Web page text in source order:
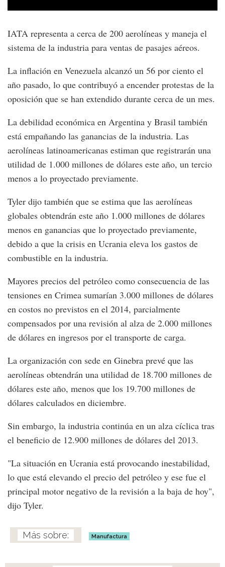
IATA representa a cerca de 200 aerolíneas y maneja el
sistema de la industria para ventas de pasajes aéreos.
La inflación en Venezuela alcanzó un 56 por ciento el
año pasado, lo que contribuyó a encender protestas de la
oposición que se han extendido durante cerca de un mes.
La debilidad económica en Argentina y Brasil también
está empañando las ganancias de la industria. Las
aerolíneas latinoamericanas estiman que registrarán una
utilidad de 1.000 millones de dólares este año, un tercio
menos a lo proyectado previamente.
Tyler dijo también que se estima que las aerolíneas
globales obtendrán este año 1.000 millones de dólares
menos en ganancias que lo proyectado previamente,
debido a que la crisis en Ucrania eleva los gastos de
combustible en la industria.
Mayores precios del petróleo como consecuencia de las
tensiones en Crimea sumarían 3.000 millones de dólares
en costos no previstos en el 2014, parcialmente
compensados por una revisión al alza de 2.000 millones
de dólares en ingresos por el transporte de carga.
La organización con sede en Ginebra prevé que las
aerolíneas obtendrán una utilidad de 18.700 millones de
dólares este año, menos que los 19.700 millones de
dólares calculados en diciembre.
Sin embargo, la industria continúa en un alza cíclica tras
el beneficio de 12.900 millones de dólares del 2013.
"La situación en Ucrania está provocando inestabilidad,
lo que está elevando el precio del petróleo y ese fue el
principal motor negativo de la revisión a la baja de hoy",
dijo Tyler.
Manufactura